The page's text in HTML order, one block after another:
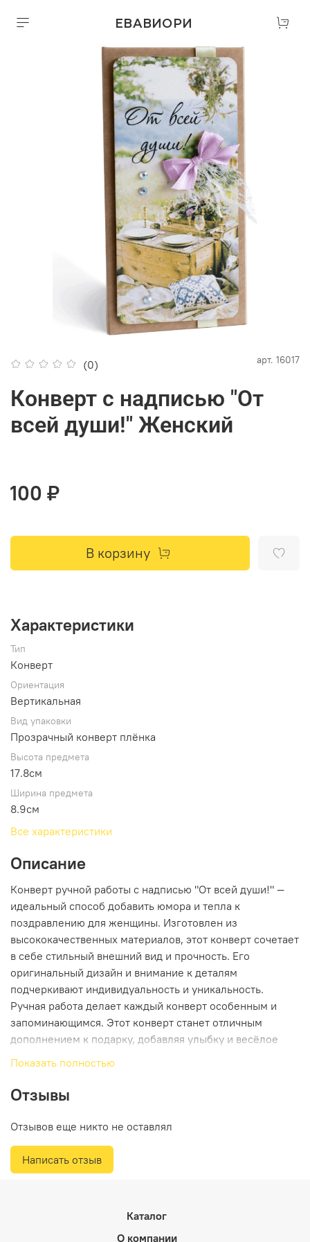
ЕВАВИОРИ
(0) арт. 16017
Конверт с надписью "От
всей души!" Женский
100 ₽
В корзину
Характеристики
Тип
Конверт
Ориентация
Вертикальная
Вид упаковки
Прозрачный конверт плёнка
Высота предмета
17.8см
Ширина предмета
8.9см
Все характеристики
Описание
Конверт ручной работы с надписью "От всей души!" —
идеальный способ добавить юмора и тепла к
поздравлению для женщины. Изготовлен из
высококачественных материалов, этот конверт сочетает
в себе стильный внешний вид и прочность. Его
оригинальный дизайн и внимание к деталям
подчеркивают индивидуальность и уникальность.
Ручная работа делает каждый конверт особенным и
запоминающимся. Этот конверт станет отличным
дополнением к подарку, добавляя улыбку и весёлое
настроение. Подходит для тех случаев, когда нужно
оригинальным. Подарите радость и легкую иронию с
порадует получательницу. Потому что даже конверт
Показать полностью
Отзывы
Отзывов еще никто не оставлял
Написать отзыв
Каталог
О компании